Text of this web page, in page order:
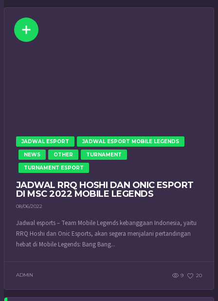
JADWAL ESPORT JADWAL ESPORT MOBILE LEGENDS
NEWS OTHER TURNAMENT
TURNAMENT ESPORT
JADWAL RRQ HOSHI DAN ONIC ESPORT
DI MSC 2022 MOBILE LEGENDS
08/06/2022
Jadwal esports – Team Mobile Legends kebanggaan Indonesia, yaitu
RRQ Hoshi dan Onic Esports, akan segera menjalani pertandingan
hebat di Mobile Legends: Bang Bang...
ADMIN 9 20